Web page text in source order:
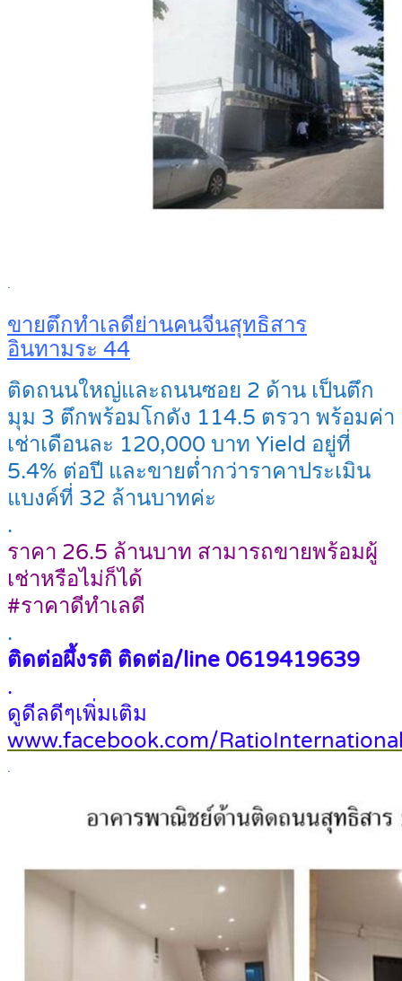
.
ขายตึกทำเลดีย่านคนจีนสุทธิสาร
อินทามระ 44
ติดถนนใหญ่และถนนซอย 2 ด้าน เป็นตึก
มุม 3 ตึกพร้อมโกดัง 114.5 ตรวา พร้อมค่า
เช่าเดือนละ 120,000 บาท Yield อยู่ที่
5.4% ต่อปี และขายต่ำกว่าราคาประเมิน
แบงค์ที่ 32 ล้านบาทค่ะ
.
ราคา 26.5 ล้านบาท สามารถขายพร้อมผู้
เช่าหรือไม่ก็ได้
#ราคาดีทำเลดี
.
ติดต่อผึ้งรติ ติดต่อ/line 0619419639
.
ดูดีลดีๆเพิ่มเติม
www.facebook.com/
.